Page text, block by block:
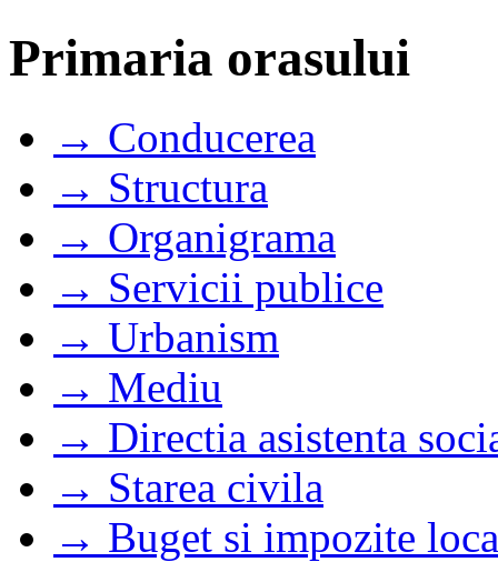
Primaria orasului
→ Conducerea
→ Structura
→ Organigrama
→ Servicii publice
→ Urbanism
→ Mediu
→ Directia asistenta
→ Starea civila
→ Buget si impozite